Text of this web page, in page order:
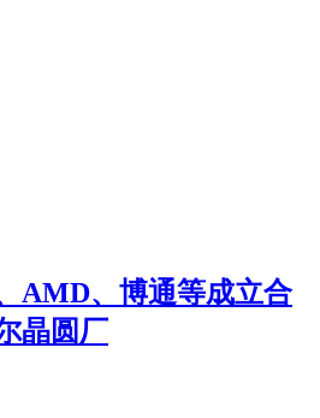
AMD、博通等成立合
晶圆厂